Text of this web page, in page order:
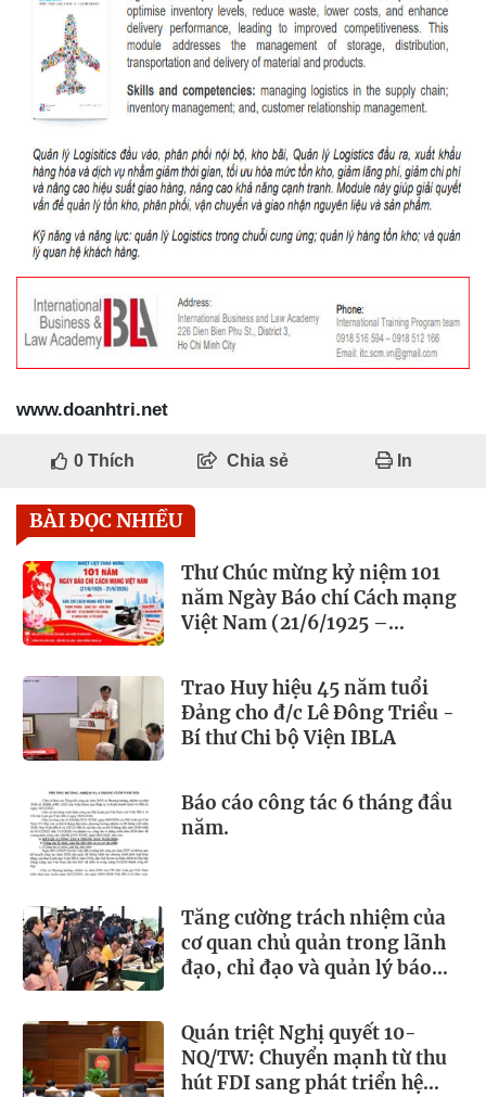
www.doanhtri.net
0Thích Chia sẻ In
BÀI ĐỌC NHIỀU
Thư Chúc mừng kỷ niệm 101
năm Ngày Báo chí Cách mạng
Việt Nam (21/6/1925 –
Trao Huy hiệu 45 năm tuổi
Đảng cho đ/c Lê Đông Triều -
Bí thư Chi bộ Viện IBLA
Báo cáo công tác 6 tháng đầu
năm.
Tăng cường trách nhiệm của
cơ quan chủ quản trong lãnh
đạo, chỉ đạo và quản lý báo
Quán triệt Nghị quyết 10-
NQ/TW: Chuyển mạnh từ thu
hút FDI sang phát triển hệ